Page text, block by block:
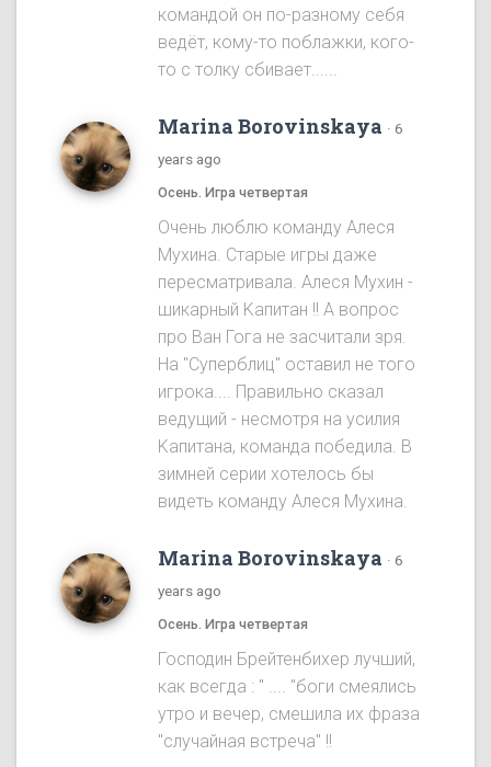
командой он по-разному себя
ведёт, кому-то поблажки, кого-
то с толку сбивает......
Marina Borovinskaya · 6
years ago
Осень. Игра четвертая
Oчень люблю команду Алеся
Мухина. Старые игры даже
пересматривала. Алеся Мухин -
шикарный Kапитан !! A вопрос
про Ван Гога не засчитали зря.
На "Cуперблиц" оставил не того
игрока.... Правильно сказал
ведущий - несмотря на усилия
Kапитана, команда победила. B
зимней серии хотелось бы
видеть команду Алеся Мухинa.
Marina Borovinskaya · 6
years ago
Осень. Игра четвертая
Господин Брейтенбихер лучший,
как всегда : " .... "боги смеялись
утро и вечер, смешила их фраза
"случайная встреча" !!